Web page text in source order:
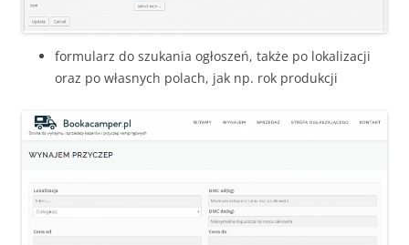
formularz do szukania ogłoszeń, także po lokalizacji
oraz po własnych polach, jak np. rok produkcji